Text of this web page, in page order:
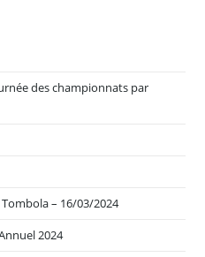
des championnats par
– 16/03/2024
2024